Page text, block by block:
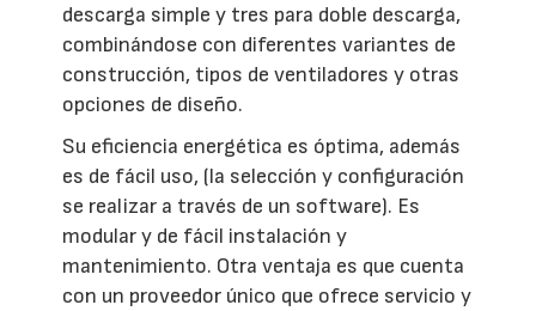
descarga simple y tres para doble descarga,
combinándose con diferentes variantes de
construcción, tipos de ventiladores y otras
opciones de diseño.
Su eficiencia energética es óptima, además
es de fácil uso, (la selección y configuración
se realizar a través de un software). Es
modular y de fácil instalación y
mantenimiento. Otra ventaja es que cuenta
con un proveedor único que ofrece servicio y